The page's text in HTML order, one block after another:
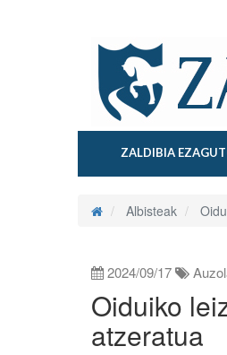
ZALDIBIA
Albisteak
2024/09/17
Oiduiko
atzeratua